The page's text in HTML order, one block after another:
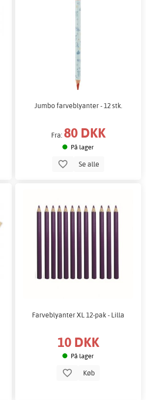
Jumbo farveblyanter - 12 stk.
Fra: 80 DKK
På lager
Se alle
Farveblyanter XL 12-pak - Lilla
10 DKK
På lager
Køb